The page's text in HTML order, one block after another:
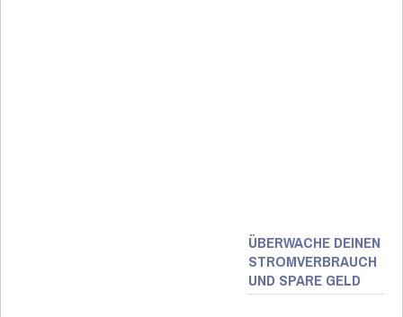
ÜBERWACHE DEINEN
STROMVERBRAUCH
UND SPARE GELD